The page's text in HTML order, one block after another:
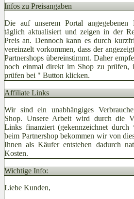
Infos zu Preisangaben
Die auf unserem Portal angegebenen
täglich aktualisiert und zeigen in der
Preis an. Dennoch kann es durch
vereinzelt vorkommen, dass der
Partnershops übereinstimmt. Daher
noch einmal direkt im Shop zu prüfen,
prüfen bei " Button klicken.
Affiliate Links
Wir sind ein unabhängiges
Shop. Unsere Arbeit wird durch die
Links finanziert (gekennzeichnet
beim Partnershop bekommen wir von
Ihnen als Käufer entstehen dadurch
Kosten.
Wichtige Info:
Liebe Kunden,